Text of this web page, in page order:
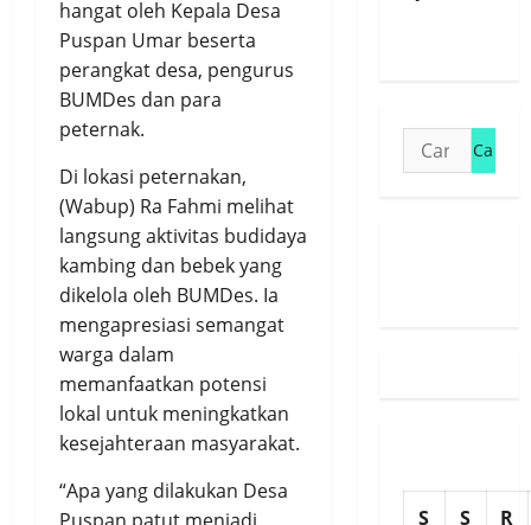
hangat oleh Kepala Desa
Puspan Umar beserta
perangkat desa, pengurus
BUMDes dan para
peternak.
Di lokasi peternakan,
(Wabup) Ra Fahmi melihat
langsung aktivitas budidaya
kambing dan bebek yang
dikelola oleh BUMDes. Ia
mengapresiasi semangat
warga dalam
memanfaatkan potensi
lokal untuk meningkatkan
kesejahteraan masyarakat.
“Apa yang dilakukan Desa
Cari
untuk:
S S R